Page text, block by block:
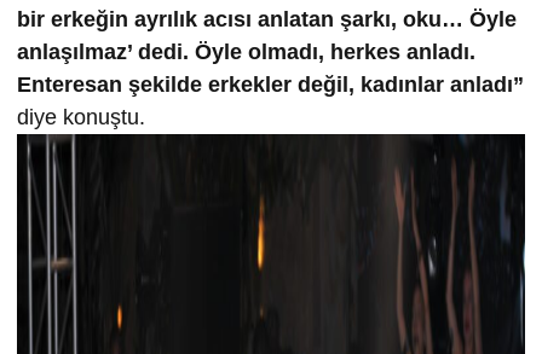
bir erkeğin ayrılık acısı anlatan şarkı, oku… Öyle
anlaşılmaz’ dedi. Öyle olmadı, herkes anladı.
Enteresan şekilde erkekler değil, kadınlar anladı”
diye konuştu.